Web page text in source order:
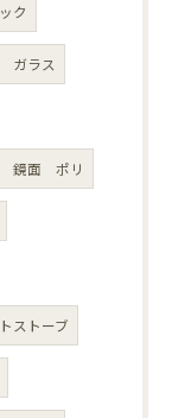
ク
ガラス
鏡面 ポリ
ストーブ